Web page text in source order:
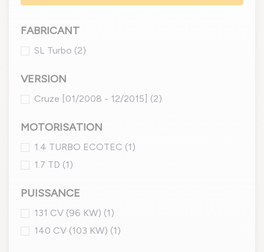
FABRICANT
SL Turbo (2)
VERSION
Cruze [01/2008 - 12/2015] (2)
MOTORISATION
1.4 TURBO ECOTEC (1)
1.7 TD (1)
PUISSANCE
131 CV (96 KW) (1)
140 CV (103 KW) (1)